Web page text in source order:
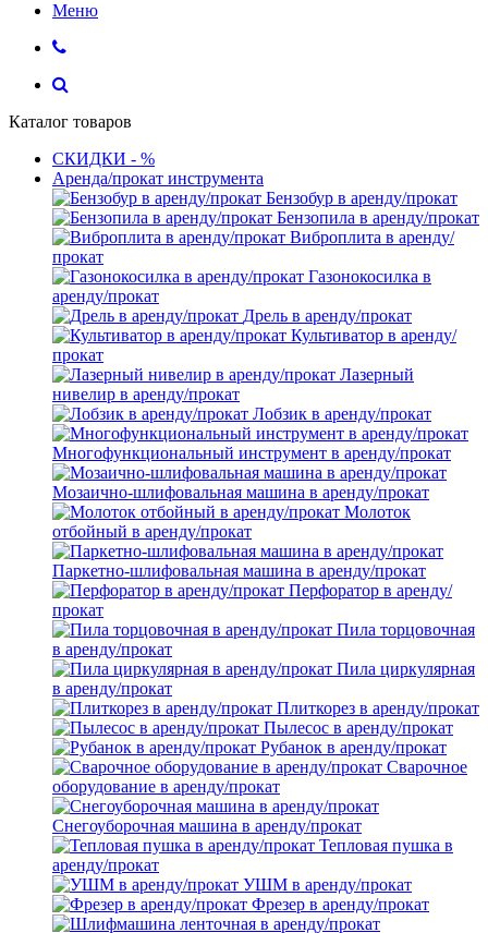
Меню
Каталог товаров
СКИДКИ - %
Аренда/прокат инструмента
Бензобур в аренду/прокат
Бензопила в аренду/прокат
Виброплита в аренду/
прокат
Газонокосилка в
аренду/прокат
Дрель в аренду/прокат
Культиватор в аренду/
прокат
Лазерный
нивелир в аренду/прокат
Лобзик в аренду/прокат
Многофункциональный инструмент в аренду/прокат
Мозаично-шлифовальная машина в аренду/прокат
Молоток
отбойный в аренду/прокат
Паркетно-шлифовальная машина в аренду/прокат
Перфоратор в аренду/
прокат
Пила торцовочная
в аренду/прокат
Пила циркулярная
в аренду/прокат
Плиткорез в аренду/прокат
Пылесос в аренду/прокат
Рубанок в аренду/прокат
Сварочное
оборудование в аренду/прокат
Снегоуборочная машина в аренду/прокат
Тепловая пушка в
аренду/прокат
УШМ в аренду/прокат
Фрезер в аренду/прокат